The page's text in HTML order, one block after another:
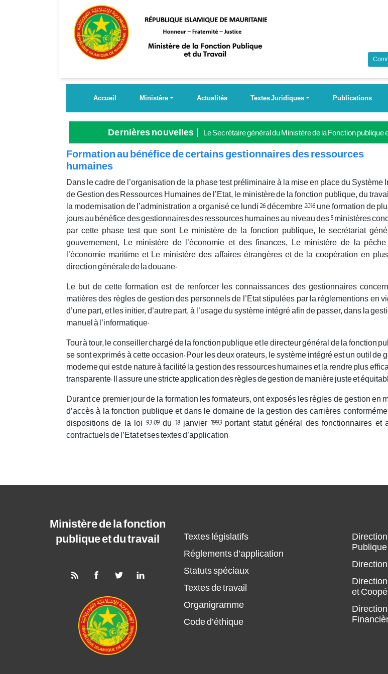
Accueil Ministère Actualités Textes Juridiques Publications
Dernières nouvelles
Le Secrétaire général du Ministère de la Fonction publique
Formation au bénéfice de certains gestionnaires des ressources
humaines
Dans le cadre de l’organisation de la phase test préliminaire à la mise en place du Système
de Gestion des Ressources Humaines de l’Etat, le ministère de la fonction publique, du
la modernisation de l’administration a organisé ce lundi 26 décembre 2016 une formation de
jours au bénéfice des gestionnaires des ressources humaines au niveau des 5 ministères
par cette phase test que sont Le ministère de la fonction publique, le secrétariat
gouvernement, Le ministère de l’économie et des finances, Le ministère de la
l’économie maritime et Le ministère des affaires étrangères et de la coopération en
direction générale de la douane.
Le but de cette formation est de renforcer les connaissances des gestionnaires
matières des règles de gestion des personnels de l’Etat stipulées par la réglementions en
d’une part, et les initier, d’autre part, à l’usage du système intégré afin de passer, dans la
manuel à l’informatique.
Tour à tour, le conseiller chargé de la fonction publique et le directeur général de la fonction
se sont exprimés à cette occasion. Pour les deux orateurs, le système intégré est un outil de
moderne qui est de nature à facilité la gestion des ressources humaines et la rendre plus
transparente. Il assure une stricte application des règles de gestion de manière juste et
Durant ce premier jour de la formation les formateurs, ont exposés les règles de gestion en
d’accès à la fonction publique et dans le domaine de la gestion des carrières
dispositions de la loi 93.09 du 18 janvier 1993 portant statut général des fonctionnaires et
contractuels de l’Etat et ses textes d’application.
Ministère de la fonction
publique et du travail
Textes législatifs
Réglements d’application
Statuts spéciaux
Textes de travail
Organigramme
Code d’éthique
Publique
et